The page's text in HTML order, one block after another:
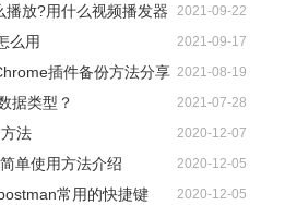
放?用什么视频播发器 2021-09-22
么用 2021-09-17
插件备份方法分享 2021-08-19
据类型？ 2021-07-28
法 2020-12-07
单使用方法介绍 2020-12-05
常用的快捷键 2020-12-05